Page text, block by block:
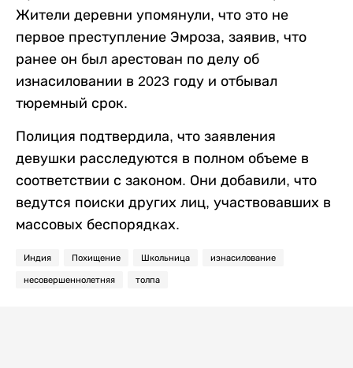
Жители деревни упомянули, что это не
первое преступление Эмроза, заявив, что
ранее он был арестован по делу об
изнасиловании в 2023 году и отбывал
тюремный срок.
Полиция подтвердила, что заявления
девушки расследуются в полном объеме в
соответствии с законом. Они добавили, что
ведутся поиски других лиц, участвовавших в
массовых беспорядках.
Индия Похищение Школьница изнасилование
несовершеннолетняя толпа